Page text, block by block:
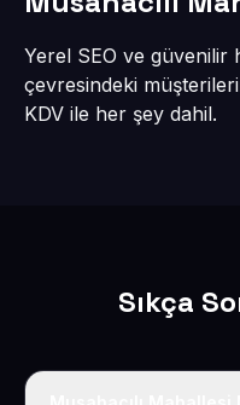
Yerel SEO ve güvenilir
çevresindeki
KDV ile her şey dahil.
Sıkça